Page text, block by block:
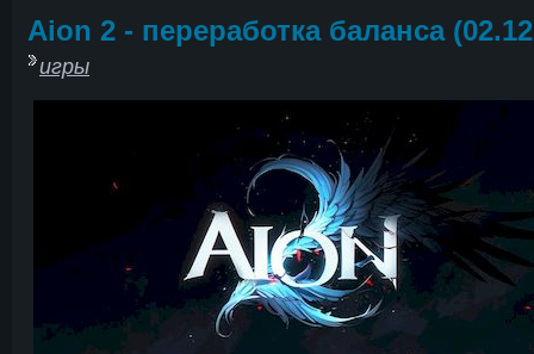
Aion 2 - переработка баланса
игры